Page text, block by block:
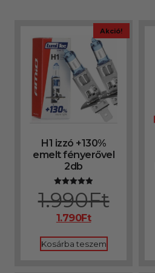
Akció!
H1 izzó +130%
emelt fényerővel
2db
Értékelés:
4.92
/ 5
1.990Ft
1.790Ft
Kosárba teszem